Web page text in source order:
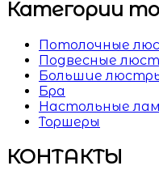
Категории
Потолочные
Подвесные
Большие
Бра
Настольные
Торшеры
КОНТАКТЫ